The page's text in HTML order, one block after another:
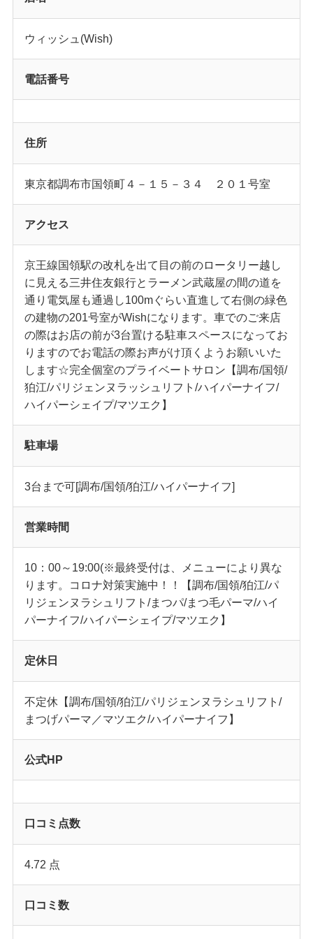
ウィッシュ(Wish)
電話番号
住所
東京都調布市国領町４－１５－３４ ２０１号室
アクセス
京王線国領駅の改札を出て目の前のロータリー越し
に見える三井住友銀行とラーメン武蔵屋の間の道を
通り電気屋も通過し100mぐらい直進して右側の緑色
の建物の201号室がWishになります。車でのご来店
の際はお店の前が3台置ける駐車スペースになってお
りますのでお電話の際お声がけ頂くようお願いいた
します☆完全個室のプライベートサロン【調布/国領/
狛江/パリジェンヌラッシュリフト/ハイパーナイフ/
ハイパーシェイプ/マツエク】
駐車場
3台まで可[調布/国領/狛江/ハイパーナイフ]
営業時間
10：00～19:00(※最終受付は、メニューにより異な
ります。コロナ対策実施中！！【調布/国領/狛江/パ
リジェンヌラシュリフト/まつパ/まつ毛パーマ/ハイ
パーナイフ/ハイパーシェイプ/マツエク】
定休日
不定休【調布/国領/狛江/パリジェンヌラシュリフト/
まつげパーマ／マツエク/ハイパーナイフ】
公式HP
口コミ点数
4.72 点
口コミ数